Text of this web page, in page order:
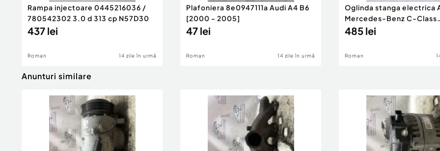
Rampa injectoare 0445216036 /
780542302 3.0 d 313 cp N57D30
437 lei
Roman 14 zile în urmă
Plafoniera 8e0947111a Audi A4 B6
[2000 - 2005]
47 lei
Roman 14 zile în urmă
Oglinda stanga electrica
Mercedes-Benz C-Class
W204/S204 [200
485 lei
Roman
Anunturi similare